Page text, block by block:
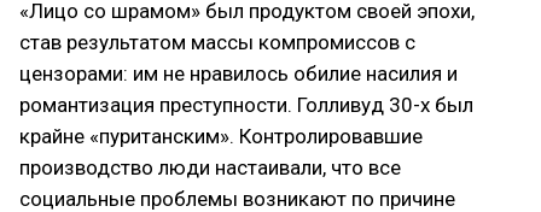
«Лицо со шрамом» был продуктом своей эпохи,
став результатом массы компромиссов с
цензорами: им не нравилось обилие насилия и
романтизация преступности. Голливуд 30-х был
крайне «пуританским». Контролировавшие
производство люди настаивали, что все
социальные проблемы возникают по причине